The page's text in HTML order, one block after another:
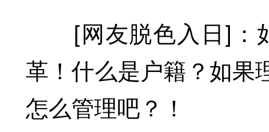
[网友脱色入日]：
革！什么是户籍？如果
怎么管理吧？！